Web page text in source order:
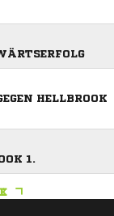
HELLBROOK
1.